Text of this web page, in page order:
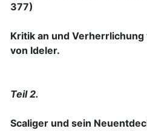
377)
Kritik an und Verherrlichung
von Ideler.
Teil 2.
Scaliger und sein